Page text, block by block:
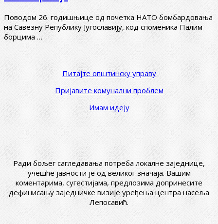
Поводом 26. годишњице од почетка НАТО бомбардовања
на Савезну Републику Југославију, код споменика Палим
борцима …
Питајте општинску управу
Пријавите комунални проблем
Имам идеју
Ради бољег сагледавања потреба локалне заједнице,
учешће јавности је од великог значаја. Вашим
коментарима, сугестијама, предлозима допринесите
дефинисању заједничке визије уређења центра насеља
Лепосавић.